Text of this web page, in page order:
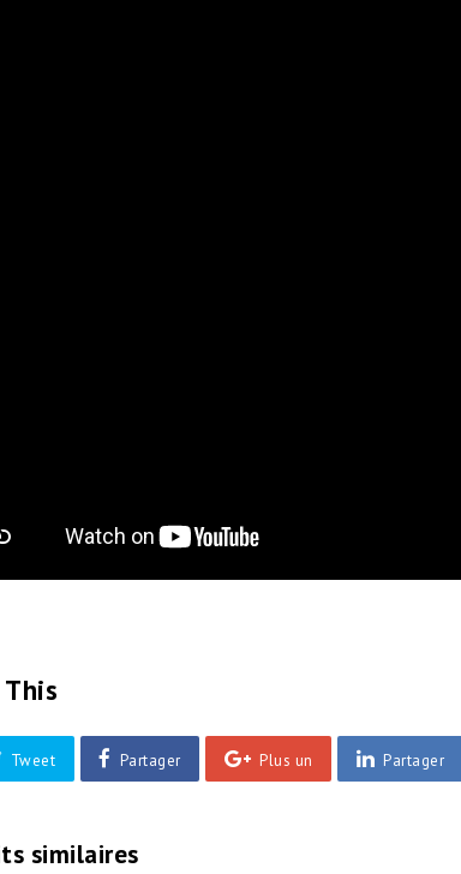
Tweet Partager Plus un Partager
similaires